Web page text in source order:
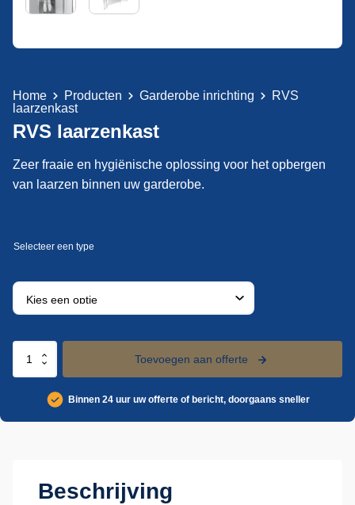
Home Producten Garderobe inrichting
RVS
laarzenkast
RVS laarzenkast
Zeer fraaie en hygiënische oplossing voor het opbergen
van laarzen binnen uw garderobe.
RVS
Toevoegen aan offerte
Binnen 24 uur uw offerte of bericht, doorgaans sneller
Beschrijving